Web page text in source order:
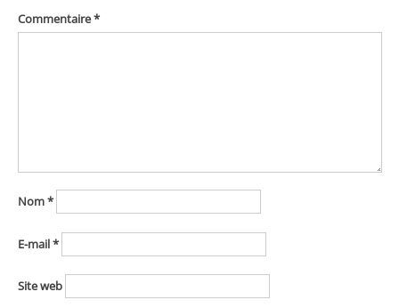
Commentaire*
Nom*
E-mail*
Site web